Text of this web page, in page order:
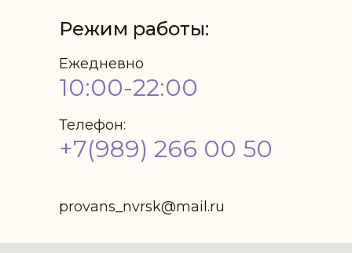
provans_nvrsk@mail.ru
Режим работы:
Ежедневно
Телефон:
10:00-22:00
+7(989) 266 00 50